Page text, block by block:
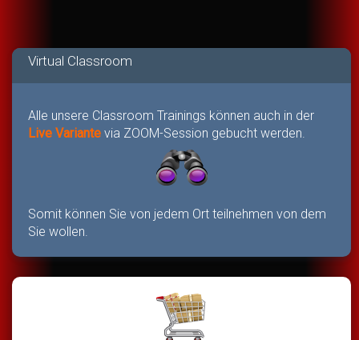
Virtual Classroom
Alle unsere Classroom Trainings können auch in der
Live Variante via ZOOM-Session gebucht werden.
Somit können Sie von jedem Ort teilnehmen von dem
Sie wollen.